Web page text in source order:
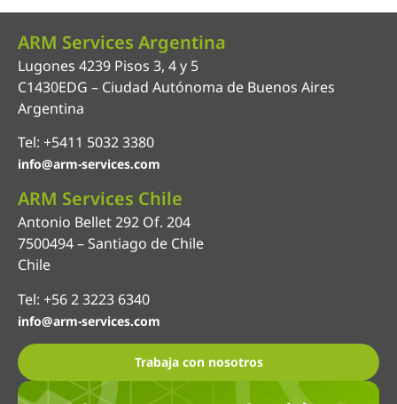
ARM Services Argentina
Lugones 4239 Pisos 3, 4 y 5
C1430EDG – Ciudad Autónoma de Buenos Aires
Argentina
Tel: +5411 5032 3380
info@arm-services.com
ARM Services Chile
Antonio Bellet 292 Of. 204
7500494 – Santiago de Chile
Chile
Tel: +56 2 3223 6340
info@arm-services.com
Trabaja con nosotros